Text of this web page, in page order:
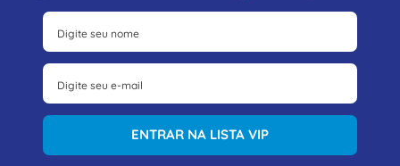
ENTRAR NA LISTA VIP